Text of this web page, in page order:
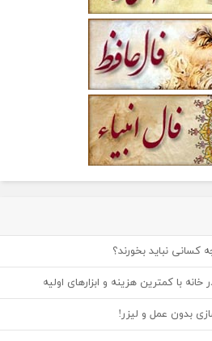
کسانی نباید بخورند؟
با کمترین هزینه و ابزارهای اولیه
بدون عمل و لیزر!